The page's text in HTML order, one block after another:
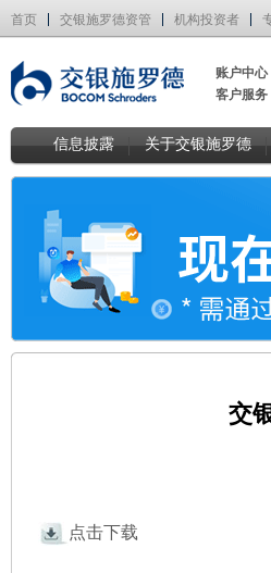
首页 交银施罗德资管 机构投资者
账户中心
客户服务
信息披露 关于交银施罗德
交
点击下载